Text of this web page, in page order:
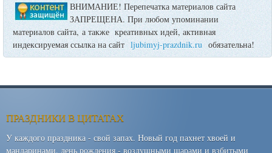
ВНИМАНИЕ! Перепечатка материалов сайта
ЗАПРЕЩЕНА. При любом упоминании
материалов сайта, а также креативных идей, активная
индексируемая ссылка на сайт ljubimyj-prazdnik.ruобязательна!
ПРАЗДНИКИ В ЦИТАТАХ
У каждого праздника - свой запах. Новый год пахнет хвоей и
мандаринами, день рождения - воздушными шарами и взбитыми